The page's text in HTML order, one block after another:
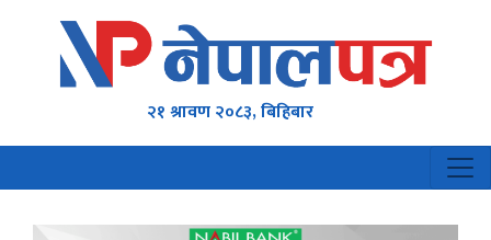
२१ श्रावण २०८३, बिहिबार